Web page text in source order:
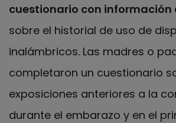
cuestionario con
sobre el historial de uso de
inalámbricos. Las madres o
completaron un cuestionario
exposiciones anteriores a la
durante el embarazo y en el